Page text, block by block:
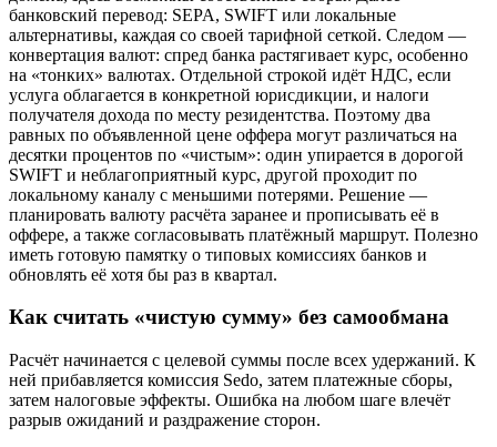
банковский перевод: SEPA, SWIFT или локальные
альтернативы, каждая со своей тарифной сеткой. Следом —
конвертация валют: спред банка растягивает курс, особенно
на «тонких» валютах. Отдельной строкой идёт НДС, если
услуга облагается в конкретной юрисдикции, и налоги
получателя дохода по месту резидентства. Поэтому два
равных по объявленной цене оффера могут различаться на
десятки процентов по «чистым»: один упирается в дорогой
SWIFT и неблагоприятный курс, другой проходит по
локальному каналу с меньшими потерями. Решение —
планировать валюту расчёта заранее и прописывать её в
оффере, а также согласовывать платёжный маршрут. Полезно
иметь готовую памятку о типовых комиссиях банков и
обновлять её хотя бы раз в квартал.
Как считать «чистую сумму» без самообмана
Расчёт начинается с целевой суммы после всех удержаний. К
ней прибавляется комиссия Sedo, затем платежные сборы,
затем налоговые эффекты. Ошибка на любом шаге влечёт
разрыв ожиданий и раздражение сторон.